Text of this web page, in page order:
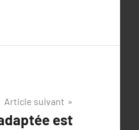
Article suivant
est